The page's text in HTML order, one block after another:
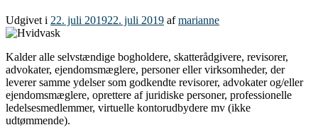
Udgivet i 22. juli 201922. juli 2019 afmarianne
Kalder alle selvstændige bogholdere, skatterådgivere, revisorer,
advokater, ejendomsmæglere, personer eller virksomheder, der
leverer samme ydelser som godkendte revisorer, advokater og/eller
ejendomsmæglere, oprettere af juridiske personer, professionelle
ledelsesmedlemmer, virtuelle kontorudbydere mv (ikke
udtømmende).